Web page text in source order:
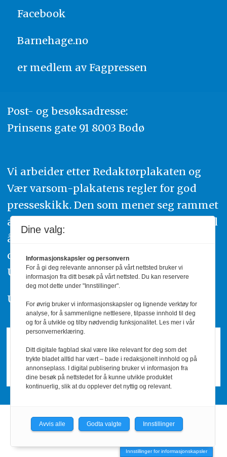
Facebook
Barnehage.no
er medlem av Fagpressen
Post- og besøksadresse:
Prinsens gate 91 8003 Bodø
Vi arbeider etter Redaktørplakaten og
Vær varsom-plakatens regler for god
presseskikk. Den som mener seg rammet
av urettmessig publisering, oppfordres til
å ta kontakt med redaksjonen. Du kan
også klage inn saker til Pressens Faglige
Utvalg,www.pfu.no.
Utgiver: PBL
Powered by Labrador CMS
Innstillinger for informasjonskapsler
Dine valg:
Informasjonskapsler og personvern
For å gi deg relevante annonser på vårt nettsted bruker vi
informasjon fra ditt besøk på vårt nettsted. Du kan reservere
deg mot dette under "Innstillinger".
For øvrig bruker vi informasjonskapsler og lignende verktøy for
analyse, for å sammenligne nettlesere, tilpasse innhold til deg
og for å utvikle og tilby nødvendig funksjonalitet. Les mer i vår
personvernerklæring.
Ditt digitale fagblad skal være like relevant for deg som det
trykte bladet alltid har vært – bade i redaksjonelt innhold og på
annonseplass. I digital publisering bruker vi informasjon fra
dine besøk på nettstedet for å kunne utvikle produktet
kontinuerlig, slik at du opplever det nyttig og relevant.
Avvis alle Godta valgte Innstillinger